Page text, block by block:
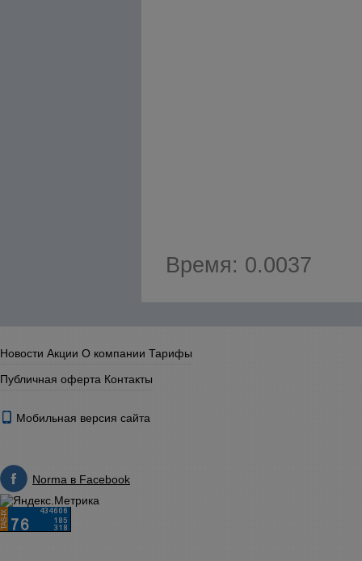
Время: 0.0037
Новости Акции О компании Тарифы
Публичная оферта Контакты
Мобильная версия сайта
Norma в Facebook